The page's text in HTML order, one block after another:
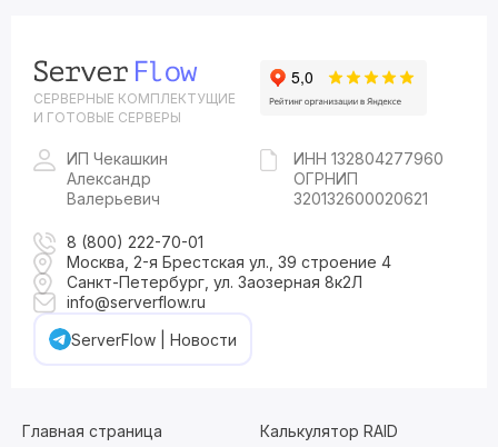
СЕРВЕРНЫЕ КОМПЛЕКТУЩИЕ
И ГОТОВЫЕ СЕРВЕРЫ
ИП Чекашкин
Александр
Валерьевич
ИНН 132804277960
ОГРНИП
320132600020621
8 (800) 222-70-01
Москва, 2-я Брестская ул., 39 строение 4
Санкт-Петербург, ул. Заозерная 8к2Л
info@serverflow.ru
ServerFlow | Новости
Главная страница Калькулятор RAID